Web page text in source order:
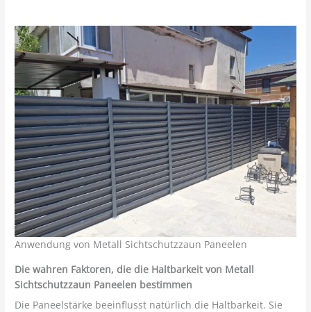
Anwendung von Metall Sichtschutzzaun Paneelen
Die wahren Faktoren, die die Haltbarkeit von Metall
Sichtschutzzaun Paneelen bestimmen
Die Paneelstärke beeinflusst natürlich die Haltbarkeit. Sie